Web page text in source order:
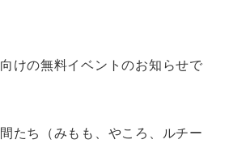
けの無料イベントのお知らせで
たち（みもも、やころ、ルチー